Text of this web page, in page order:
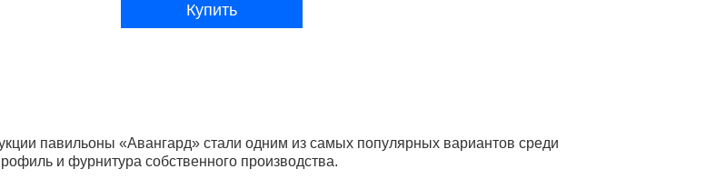
Купить
павильоны «Авангард» стали одним из самых популярных вариантов среди
и фурнитура собственного производства.